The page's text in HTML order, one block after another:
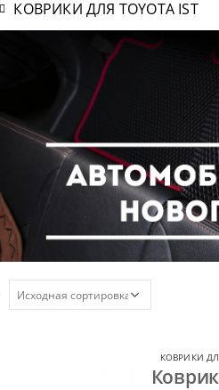
КОВРИКИ ДЛЯ TOYOTA IST
КОВРИКИ